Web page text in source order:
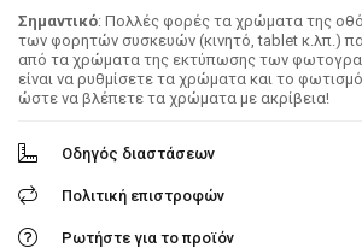
Σημαντικό: Πολλές φορές τα χρώματα της
των φορητών συσκευών (κινητό, tablet κ.λπ.)
από τα χρώματα της εκτύπωσης των
είναι να ρυθμίσετε τα χρώματα και το
ώστε να βλέπετε τα χρώματα με ακρίβεια!
Οδηγός διαστάσεων
Πολιτική επιστροφών
Ρωτήστε για το προϊόν